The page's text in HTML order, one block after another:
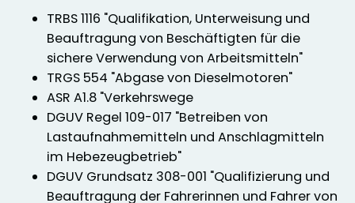
TRBS 1116 "Qualifikation, Unterweisung und
Beauftragung von Beschäftigten für die
sichere Verwendung von Arbeitsmitteln"
TRGS 554 "Abgase von Dieselmotoren"
ASR A1.8 "Verkehrswege
DGUV Regel 109-017 "Betreiben von
Lastaufnahmemitteln und Anschlagmitteln
im Hebezeugbetrieb"
DGUV Grundsatz 308-001 "Qualifizierung und
Beauftragung der Fahrerinnen und Fahrer von